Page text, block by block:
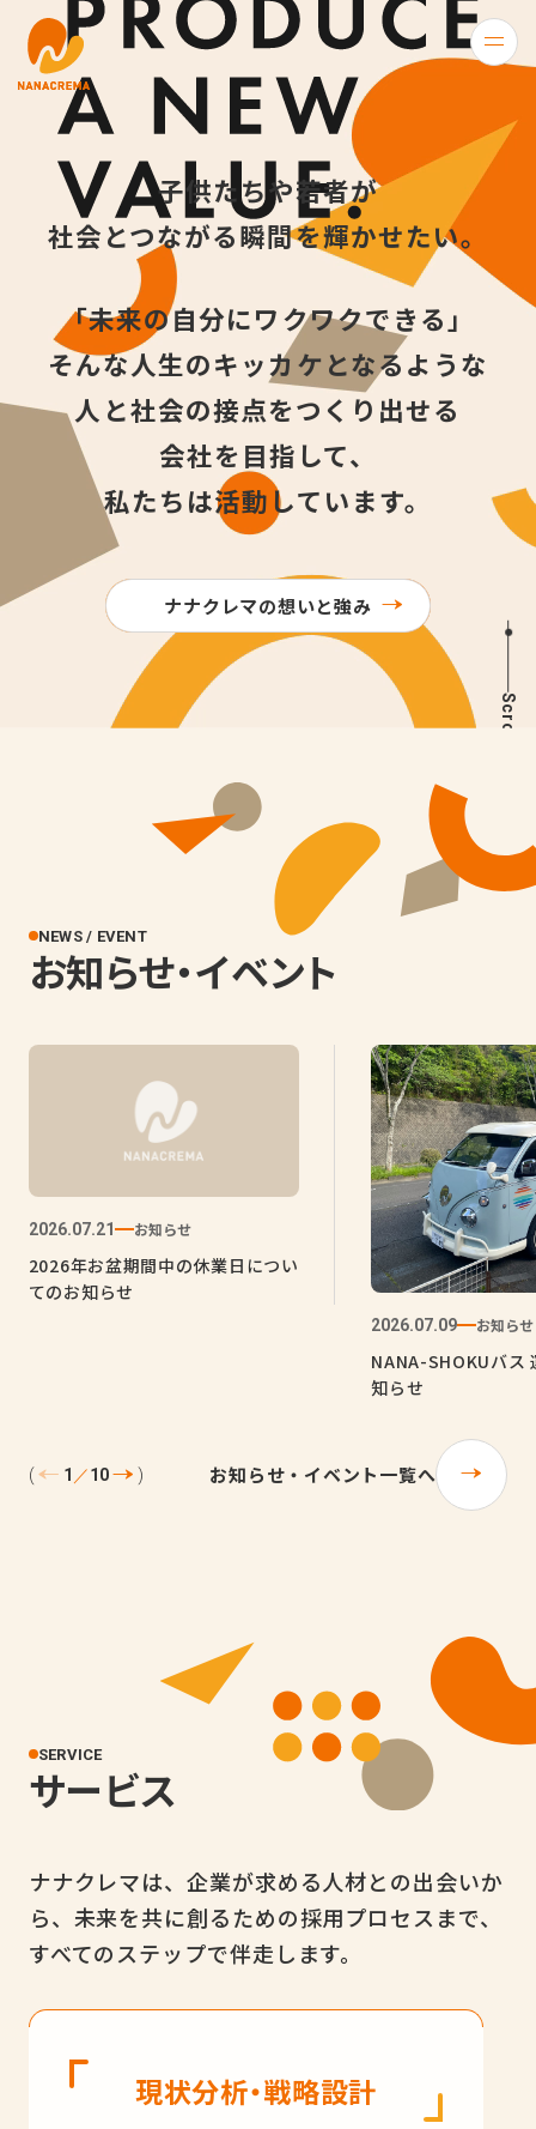
子供たちや若者が
社会とつながる瞬間を輝かせたい。
「未来の自分にワクワクできる」
そんな人生のキッカケとなるような
人と社会の接点をつくり出せる
会社を目指して、
私たちは活動しています。
ナナクレマの想いと強み
Scroll
NEWS / EVENT
お知らせ・イベント
2026.07.21 お知らせ
2026年お盆期間中の休業日につい
てのお知らせ
2026.07.09 お知らせ
NANA-SHOKUバス
知らせ
1 ／10 お知らせ・イベント一覧へ
SERVICE
サービス
ナナクレマは、企業が求める人材との出会いか
ら、未来を共に創るための採用プロセスまで、
すべてのステップで伴走します。
現状分析・戦略設計